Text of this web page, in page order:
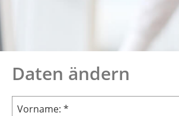
Daten ändern
Vorname: *